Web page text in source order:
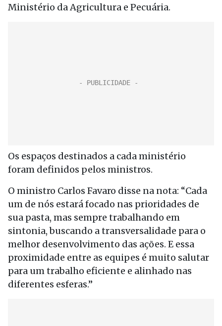
Ministério da Agricultura e Pecuária.
Os espaços destinados a cada ministério
foram definidos pelos ministros.
O ministro Carlos Favaro disse na nota: “Cada
um de nós estará focado nas prioridades de
sua pasta, mas sempre trabalhando em
sintonia, buscando a transversalidade para o
melhor desenvolvimento das ações. E essa
proximidade entre as equipes é muito salutar
para um trabalho eficiente e alinhado nas
diferentes esferas.”